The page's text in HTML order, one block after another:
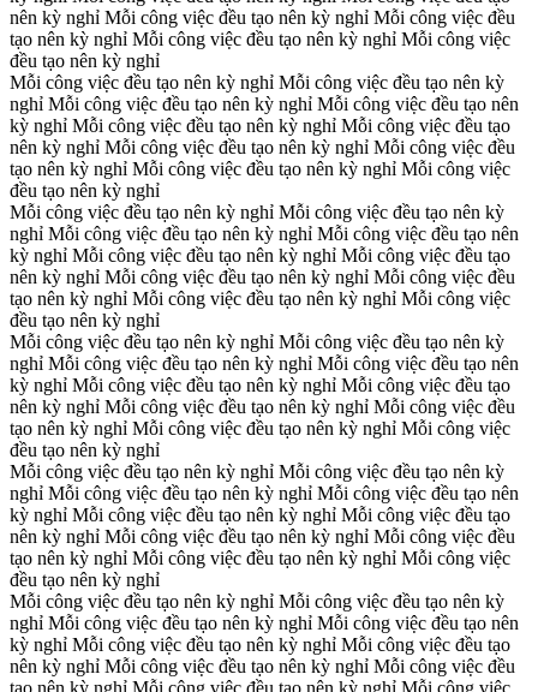
nên kỳ nghỉ Mỗi công việc đều tạo nên kỳ nghỉ Mỗi công việc đều
tạo nên kỳ nghỉ Mỗi công việc đều tạo nên kỳ nghỉ Mỗi công việc
đều tạo nên kỳ nghỉ
Mỗi công việc đều tạo nên kỳ nghỉ Mỗi công việc đều tạo nên kỳ
nghỉ Mỗi công việc đều tạo nên kỳ nghỉ Mỗi công việc đều tạo nên
kỳ nghỉ Mỗi công việc đều tạo nên kỳ nghỉ Mỗi công việc đều tạo
nên kỳ nghỉ Mỗi công việc đều tạo nên kỳ nghỉ Mỗi công việc đều
tạo nên kỳ nghỉ Mỗi công việc đều tạo nên kỳ nghỉ Mỗi công việc
đều tạo nên kỳ nghỉ
Mỗi công việc đều tạo nên kỳ nghỉ Mỗi công việc đều tạo nên kỳ
nghỉ Mỗi công việc đều tạo nên kỳ nghỉ Mỗi công việc đều tạo nên
kỳ nghỉ Mỗi công việc đều tạo nên kỳ nghỉ Mỗi công việc đều tạo
nên kỳ nghỉ Mỗi công việc đều tạo nên kỳ nghỉ Mỗi công việc đều
tạo nên kỳ nghỉ Mỗi công việc đều tạo nên kỳ nghỉ Mỗi công việc
đều tạo nên kỳ nghỉ
Mỗi công việc đều tạo nên kỳ nghỉ Mỗi công việc đều tạo nên kỳ
nghỉ Mỗi công việc đều tạo nên kỳ nghỉ Mỗi công việc đều tạo nên
kỳ nghỉ Mỗi công việc đều tạo nên kỳ nghỉ Mỗi công việc đều tạo
nên kỳ nghỉ Mỗi công việc đều tạo nên kỳ nghỉ Mỗi công việc đều
tạo nên kỳ nghỉ Mỗi công việc đều tạo nên kỳ nghỉ Mỗi công việc
đều tạo nên kỳ nghỉ
Mỗi công việc đều tạo nên kỳ nghỉ Mỗi công việc đều tạo nên kỳ
nghỉ Mỗi công việc đều tạo nên kỳ nghỉ Mỗi công việc đều tạo nên
kỳ nghỉ Mỗi công việc đều tạo nên kỳ nghỉ Mỗi công việc đều tạo
nên kỳ nghỉ Mỗi công việc đều tạo nên kỳ nghỉ Mỗi công việc đều
tạo nên kỳ nghỉ Mỗi công việc đều tạo nên kỳ nghỉ Mỗi công việc
đều tạo nên kỳ nghỉ
Mỗi công việc đều tạo nên kỳ nghỉ Mỗi công việc đều tạo nên kỳ
nghỉ Mỗi công việc đều tạo nên kỳ nghỉ Mỗi công việc đều tạo nên
kỳ nghỉ Mỗi công việc đều tạo nên kỳ nghỉ Mỗi công việc đều tạo
nên kỳ nghỉ Mỗi công việc đều tạo nên kỳ nghỉ Mỗi công việc đều
tạo nên kỳ nghỉ Mỗi công việc đều tạo nên kỳ nghỉ Mỗi công việc